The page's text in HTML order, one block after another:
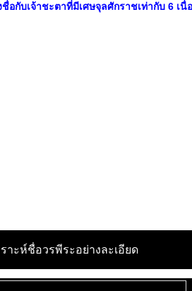
กับเจ้าชะตาที่มีเศษจุลศักราชเท่ากับ 6 เนื่
ราะห์ชื่อวรพีระอย่างละเอียด